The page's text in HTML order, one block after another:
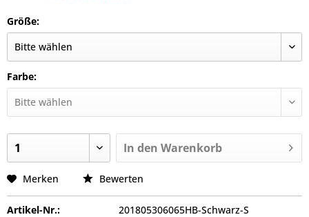
Größe:
Farbe:
In den Warenkorb
Merken Bewerten
Artikel-Nr.:
201805306065HB-Schwarz-S